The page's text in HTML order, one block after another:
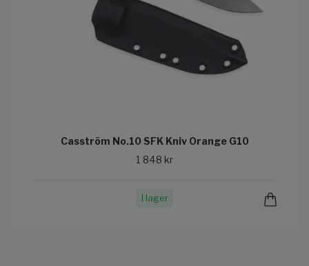
Casström No.10 SFK Kniv Orange G10
1 848 kr
I lager